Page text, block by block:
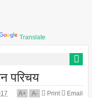
Translate
परिचय
A+ A- Print Email